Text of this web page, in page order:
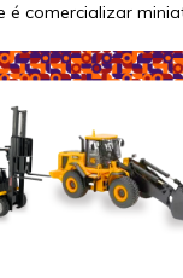
é comercializar